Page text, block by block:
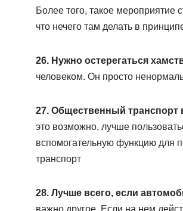
Более того, такое
что нечего там делать в
26. Нужно остерегаться
человеком. Он просто
27. Общественный транспорт
это возможно, лучше
вспомогательную функцию для
транспорт
28. Лучше всего, если
важно другое. Если на нем